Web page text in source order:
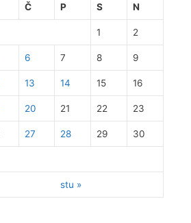
Č P S N
stu »
1 2
6 7 8 9
13 14 15 16
20 21 22 23
27 28 29 30